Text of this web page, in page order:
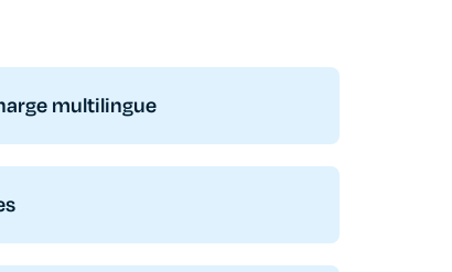
multilingue